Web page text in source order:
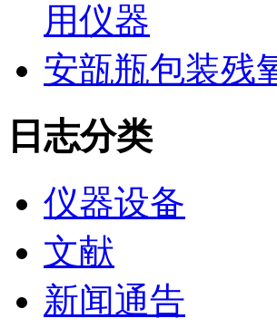
用仪器
安瓿瓶包装残
日志分类
仪器设备
文献
新闻通告